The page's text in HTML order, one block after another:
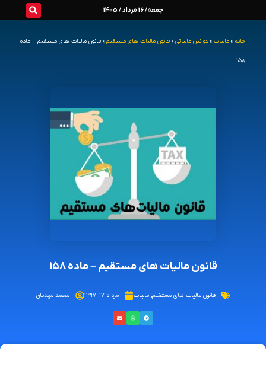
جمعه/ 16 مرداد / 1405
خانه » مالیات » قوانین مالیاتی » قانون مالیات های مستقیم » قانون مالیات های مستقیم – ماده
۱۵۸
قانون مالیات های مستقیم – ماده ۱۵۸
قانون مالیات های مستقیم,مالیات مرداد ۱۷, ۱۳۹۷ محمد مهدیان